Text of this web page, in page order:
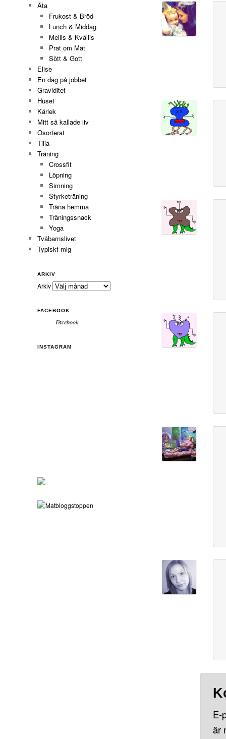
E-
är
Äta
Frukost & Bröd
Lunch & Middag
Mellis & Kvällis
Prat om Mat
Sött & Gott
Elise
En dag på jobbet
Graviditet
Huset
Kärlek
Mitt så kallade liv
Osorterat
Tilia
Träning
Crossfit
Löpning
Simning
Styrketräning
Träna hemma
Träningssnack
Yoga
Tvåbarnslivet
Typiskt mig
ARKIV
Arkiv
FACEBOOK
Facebook
INSTAGRAM